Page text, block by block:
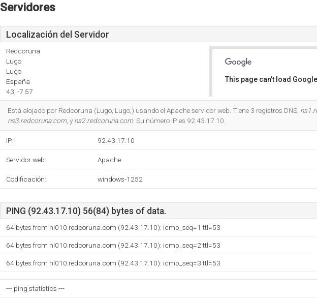
Servidores
Localización del Servidor
Redcoruna
Lugo
Lugo
España
43, -7.57
This page can't load
Está alojado por Redcoruna (Lugo, Lugo,) usando el Apache servidor web. Tiene 3 registros DNS,
ns3.redcoruna.com, y ns2.redcoruna.com. Su número IP es 92.43.17.10.
IP: 92.43.17.10
Servidor web: Apache
Codificación: windows-1252
PING (92.43.17.10) 56(84) bytes of data.
64 bytes from hl010.redcoruna.com (92.43.17.10): icmp_seq=1 ttl=53
64 bytes from hl010.redcoruna.com (92.43.17.10): icmp_seq=2 ttl=53
64 bytes from hl010.redcoruna.com (92.43.17.10): icmp_seq=3 ttl=53
--- ping statistics ---